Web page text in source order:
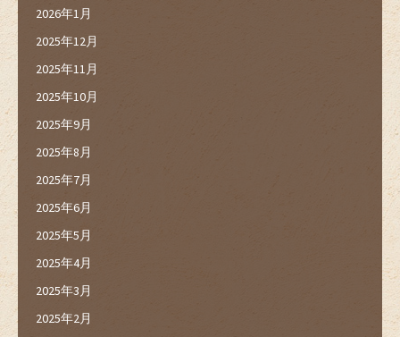
2026年1月
2025年12月
2025年11月
2025年10月
2025年9月
2025年8月
2025年7月
2025年6月
2025年5月
2025年4月
2025年3月
2025年2月